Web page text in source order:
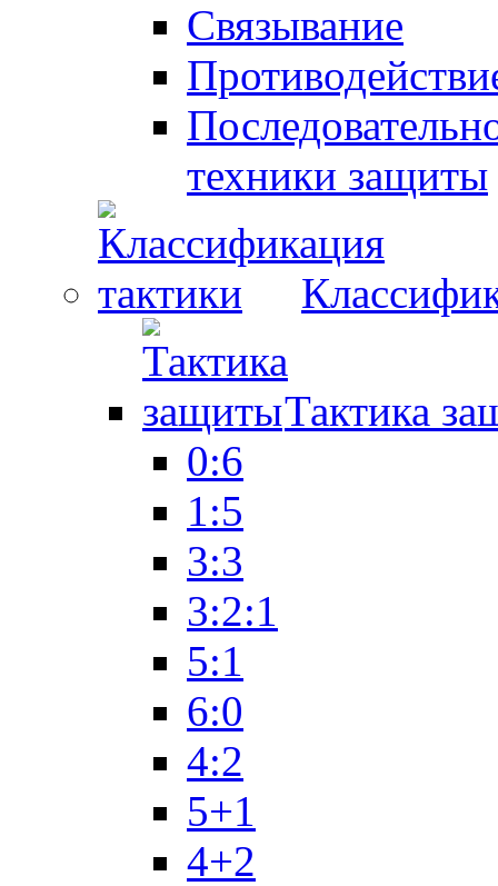
Связывание
техники защиты
Тактика
0:6
1:5
3:3
3:2:1
5:1
6:0
4:2
5+1
4+2